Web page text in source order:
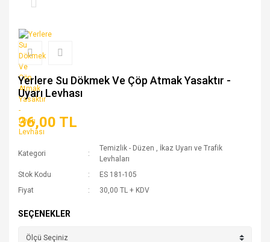
Yerlere Su Dökmek Ve Çöp Atmak Yasaktır -
Uyarı Levhası
36,00 TL
Kategori
Temizlik - Düzen , İkaz Uyarı ve Trafik
Levhaları
Stok Kodu
ES 181-105
Fiyat
30,00 TL + KDV
SEÇENEKLER